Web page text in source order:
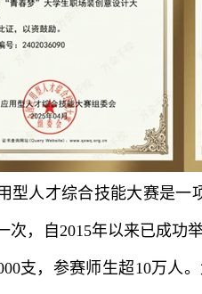
人才综合技能大赛是一
次，自2015年以来已成功
支，参赛师生超10万人